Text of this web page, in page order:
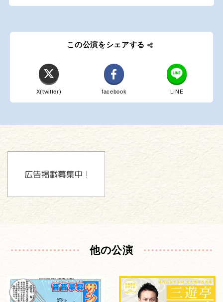
この公演をシェアする
X(twitter) facebook LINE
他の公演